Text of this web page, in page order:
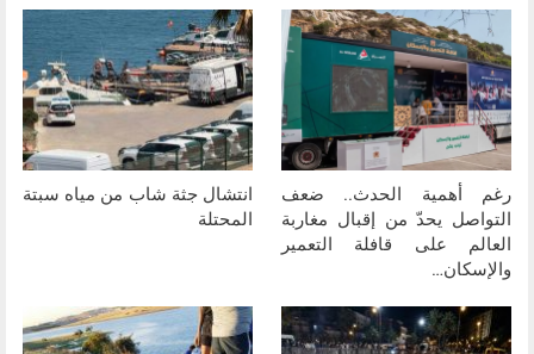
رغم أهمية الحدث.. ضعف
التواصل يحدّ من إقبال مغاربة
العالم على قافلة التعمير
والإسكان…
انتشال جثة شاب من مياه سبتة
المحتلة